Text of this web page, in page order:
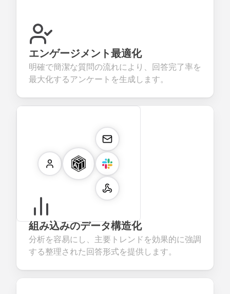
エンゲージメント最適化
明確で簡潔な質問の流れにより、回答完了率を
最大化するアンケートを生成します。
組み込みのデータ構造化
分析を容易にし、主要トレンドを効果的に強調
する整理された回答形式を提供します。